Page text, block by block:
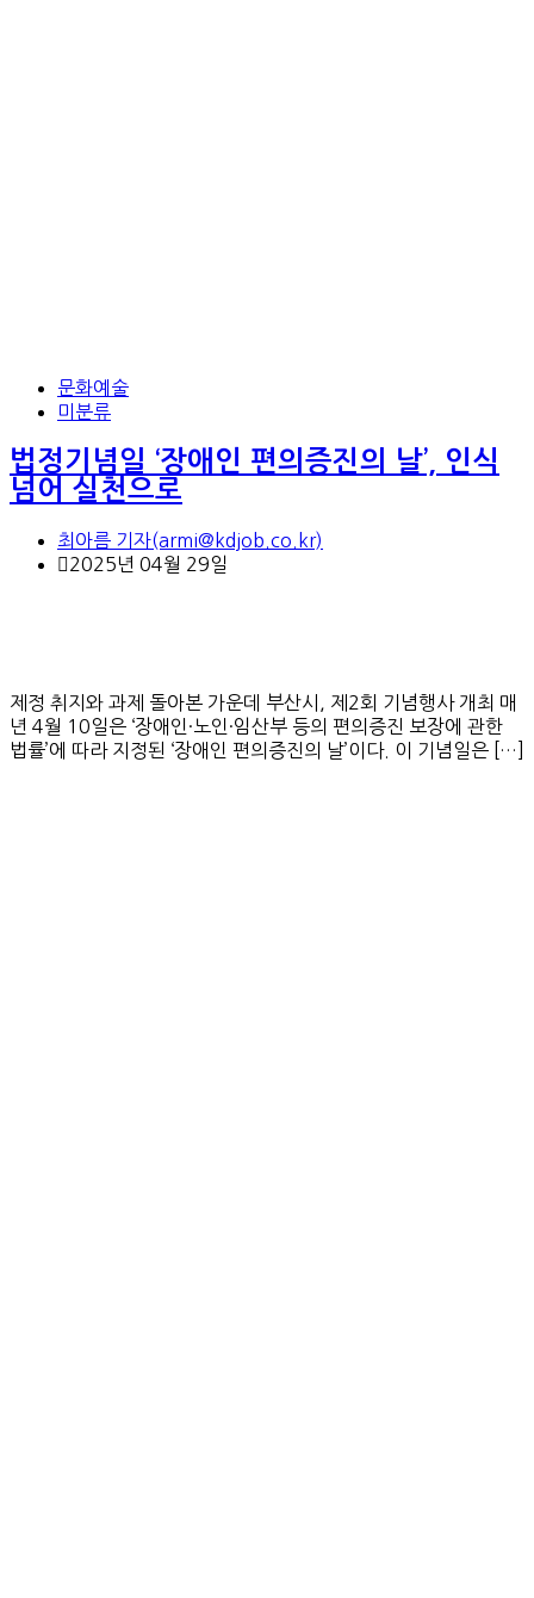
문화예술
미분류
법정기념일 ‘장애인 편의증진의 날’, 인식
넘어 실천으로
최아름 기자(armi@kdjob.co.kr)
2025년 04월 29일
제정 취지와 과제 돌아본 가운데 부산시, 제2회 기념행사 개최 매
년 4월 10일은 ‘장애인·노인·임산부 등의 편의증진 보장에 관한
법률’에 따라 지정된 ‘장애인 편의증진의 날’이다. 이 기념일은 […]